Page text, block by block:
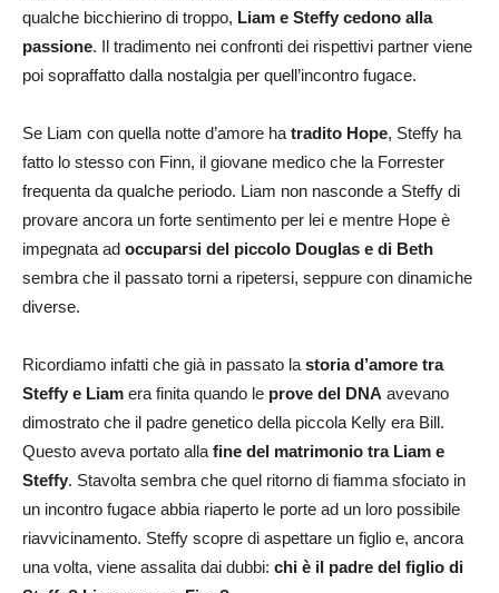
qualche bicchierino di troppo, Liam e Steffy cedono alla
passione. Il tradimento nei confronti dei rispettivi partner viene
poi sopraffatto dalla nostalgia per quell’incontro fugace.
Se Liam con quella notte d’amore ha tradito Hope, Steffy ha
fatto lo stesso con Finn, il giovane medico che la Forrester
frequenta da qualche periodo. Liam non nasconde a Steffy di
provare ancora un forte sentimento per lei e mentre Hope è
impegnata ad occuparsi del piccolo Douglas e di Beth
sembra che il passato torni a ripetersi, seppure con dinamiche
diverse.
Ricordiamo infatti che già in passato la storia d’amore tra
Steffy e Liam era finita quando le prove del DNA avevano
dimostrato che il padre genetico della piccola Kelly era Bill.
Questo aveva portato alla fine del matrimonio tra Liam e
Steffy. Stavolta sembra che quel ritorno di fiamma sfociato in
un incontro fugace abbia riaperto le porte ad un loro possibile
riavvicinamento. Steffy scopre di aspettare un figlio e, ancora
una volta, viene assalita dai dubbi: chi è il padre del figlio di